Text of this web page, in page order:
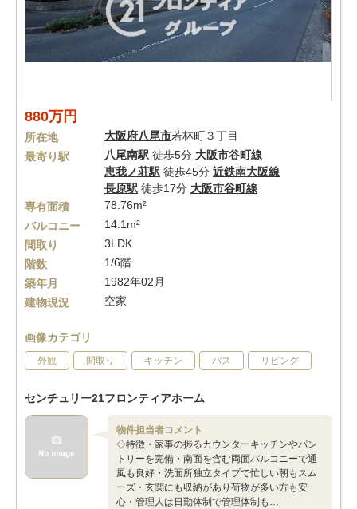
880万円
所在地 大阪府八尾市若林町３丁目
最寄り駅
八尾南駅 徒歩5分 大阪市谷町線
恵我ノ荘駅 徒歩45分 近鉄南大阪線
長原駅 徒歩17分 大阪市谷町線
専有面積
78.76m²
バルコニー
14.1m²
間取り
3LDK
階数
1/6階
築年月
1982年02月
建物現況
空家
画像カテゴリ
外観 間取り キッチン バス リビング
センチュリー21フロンティアホーム
物件担当者コメント
◇特徴・家事の捗るカウンターキッチンやパン
トリーを完備・南面を含む両面バルコニーで通
風も良好・洗面所独立タイプで忙しい朝もスム
ーズ・玄関にも収納があり荷物が多い方も安
心・管理人は日勤体制で管理体制も…